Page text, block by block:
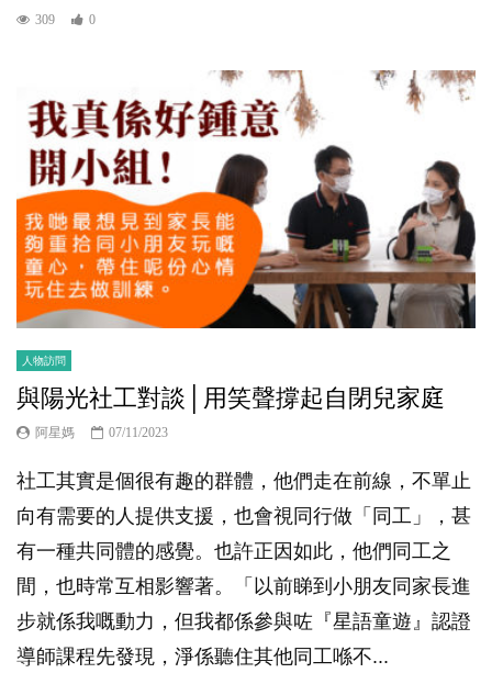
309 0
人物訪問
與陽光社工對談│用笑聲撐起自閉兒家庭
阿星媽 07/11/2023
社工其實是個很有趣的群體，他們走在前線，不單止
向有需要的人提供支援，也會視同行做「同工」，甚
有一種共同體的感覺。也許正因如此，他們同工之
間，也時常互相影響著。「以前睇到小朋友同家長進
步就係我嘅動力，但我都係參與咗『星語童遊』認證
導師課程先發現，淨係聽住其他同工喺不...